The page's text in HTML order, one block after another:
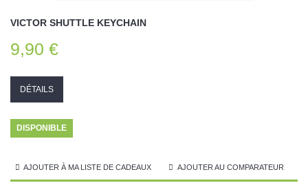
VICTOR SHUTTLE KEYCHAIN
9,90 €
DÉTAILS
DISPONIBLE
AJOUTER À MA LISTE DE CADEAUX AJOUTER AU COMPARATEUR